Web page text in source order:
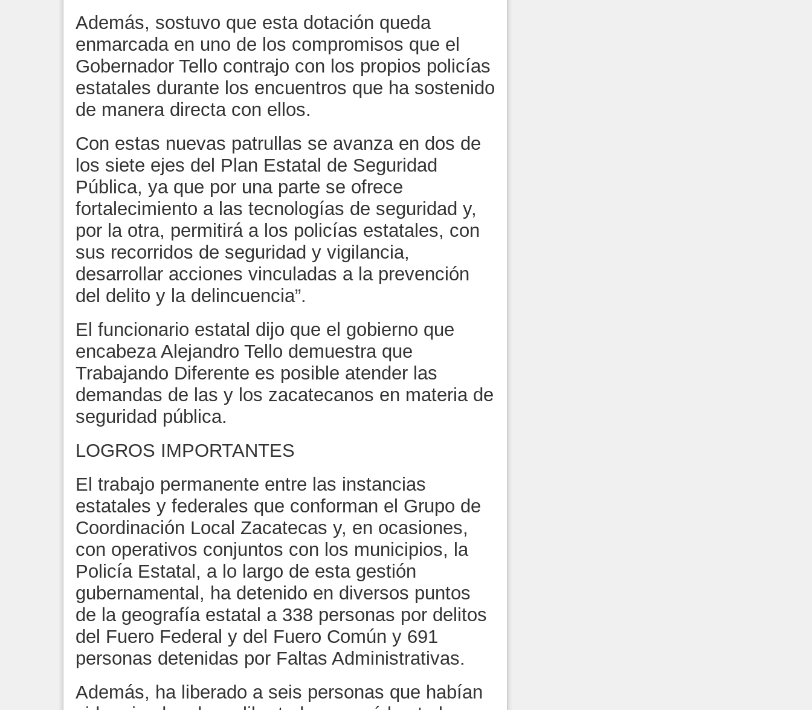
Además, sostuvo que esta dotación queda
enmarcada en uno de los compromisos que el
Gobernador Tello contrajo con los propios policías
estatales durante los encuentros que ha sostenido
de manera directa con ellos.
Con estas nuevas patrullas se avanza en dos de
los siete ejes del Plan Estatal de Seguridad
Pública, ya que por una parte se ofrece
fortalecimiento a las tecnologías de seguridad y,
por la otra, permitirá a los policías estatales, con
sus recorridos de seguridad y vigilancia,
desarrollar acciones vinculadas a la prevención
del delito y la delincuencia”.
El funcionario estatal dijo que el gobierno que
encabeza Alejandro Tello demuestra que
Trabajando Diferente es posible atender las
demandas de las y los zacatecanos en materia de
seguridad pública.
LOGROS IMPORTANTES
El trabajo permanente entre las instancias
estatales y federales que conforman el Grupo de
Coordinación Local Zacatecas y, en ocasiones,
con operativos conjuntos con los municipios, la
Policía Estatal, a lo largo de esta gestión
gubernamental, ha detenido en diversos puntos
de la geografía estatal a 338 personas por delitos
del Fuero Federal y del Fuero Común y 691
personas detenidas por Faltas Administrativas.
Además, ha liberado a seis personas que habían